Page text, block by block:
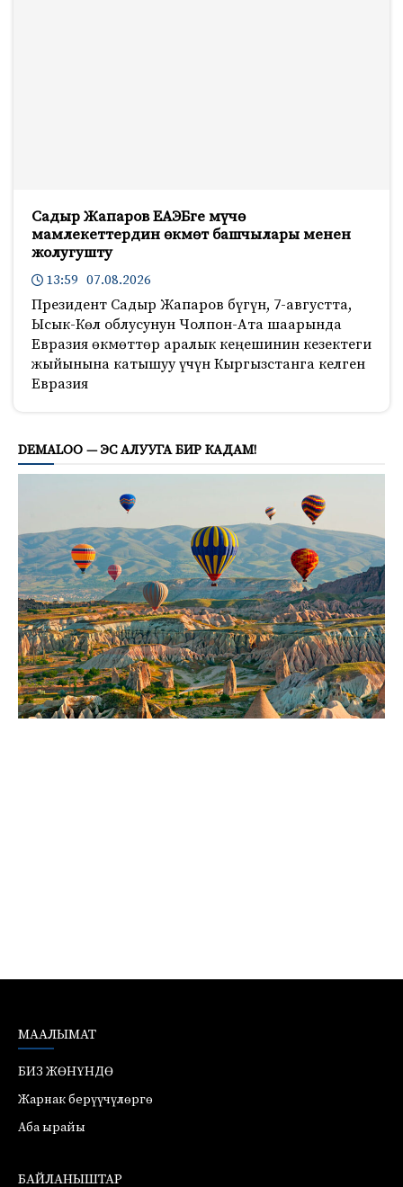
Садыр Жапаров ЕАЭБге мүчө
мамлекеттердин өкмөт башчылары менен
жолугушту
13:59 07.08.2026
Президент Садыр Жапаров бүгүн, 7-августта,
Ысык-Көл облусунун Чолпон-Ата шаарында
Евразия өкмөттөр аралык кеңешинин кезектеги
жыйынына катышуу үчүн Кыргызстанга келген
Евразия
DEMALOO — ЭС АЛУУГА БИР КАДАМ!
МААЛЫМАТ
БИЗ ЖӨНҮНДӨ
Жарнак берүүчүлөргө
Аба ырайы
БАЙЛАНЫШТАР